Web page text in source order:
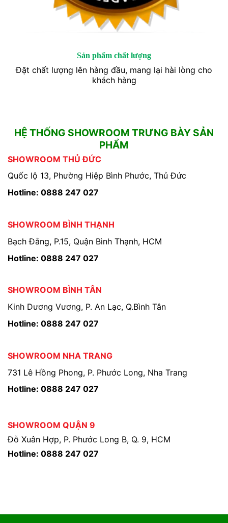
Sản phẩm chất lượng
Đặt chất lượng lên hàng đầu, mang lại hài lòng cho
khách hàng
HỆ THỐNG SHOWROOM TRƯNG BÀY SẢN
PHẨM
SHOWROOM THỦ ĐỨC
Quốc lộ 13, Phường Hiệp Bình Phước, Thủ Đức
Hotline: 0888 247 027
SHOWROOM BÌNH THẠNH
Bạch Đằng, P.15, Quận Bình Thạnh, HCM
Hotline: 0888 247 027
SHOWROOM BÌNH TÂN
Kinh Dương Vương, P. An Lạc, Q.Bình Tân
Hotline: 0888 247 027
SHOWROOM NHA TRANG
731 Lê Hồng Phong, P. Phước Long, Nha Trang
Hotline: 0888 247 027
SHOWROOM QUẬN 9
Đỗ Xuân Hợp, P. Phước Long B, Q. 9, HCM
Hotline: 0888 247 027